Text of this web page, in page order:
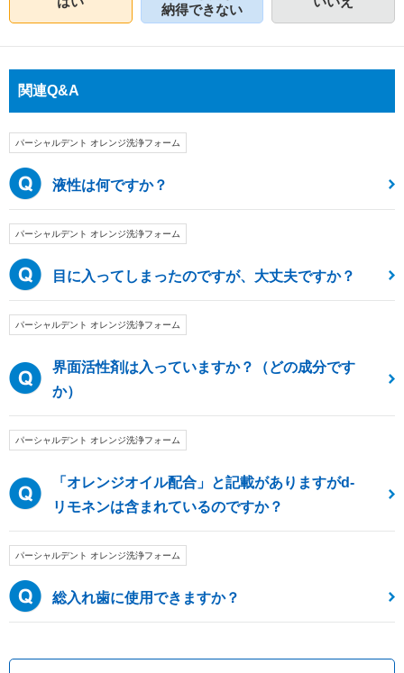
納得できない
関連Q&A
パーシャルデント オレンジ洗浄フォーム
液性は何ですか？
パーシャルデント オレンジ洗浄フォーム
目に入ってしまったのですが、大丈夫ですか？
パーシャルデント オレンジ洗浄フォーム
界面活性剤は入っていますか？（どの成分です
か）
パーシャルデント オレンジ洗浄フォーム
「オレンジオイル配合」と記載がありますがd-
リモネンは含まれているのですか？
パーシャルデント オレンジ洗浄フォーム
総入れ歯に使用できますか？